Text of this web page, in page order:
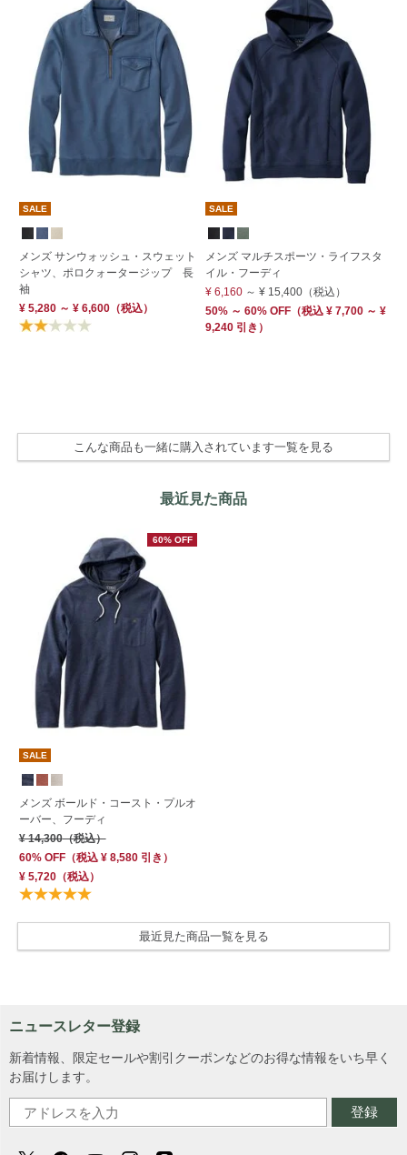
SALE
メンズ サンウォッシュ・スウェット
シャツ、ポロクォータージップ 長
袖
¥ 5,280 ～ ¥ 6,600（税込）
SALE
メンズ マルチスポーツ・ライフスタ
イル・フーディ
¥ 6,160 ～ ¥ 15,400 （税込）
50% ～ 60% OFF （税込 ¥ 7,700 ～ ¥
9,240 引き）
こんな商品も一緒に購入されています一覧を見る
最近見た商品
60% OFF
SALE
メンズ ボールド・コースト・プルオ
ーバー、フーディ
¥ 14,300（税込）
60% OFF（税込 ¥ 8,580引き）
¥ 5,720（税込）
最近見た商品一覧を見る
ニュースレター登録
新着情報、限定セールや割引クーポンなどのお得な情報をいち早く
お届けします。
登録